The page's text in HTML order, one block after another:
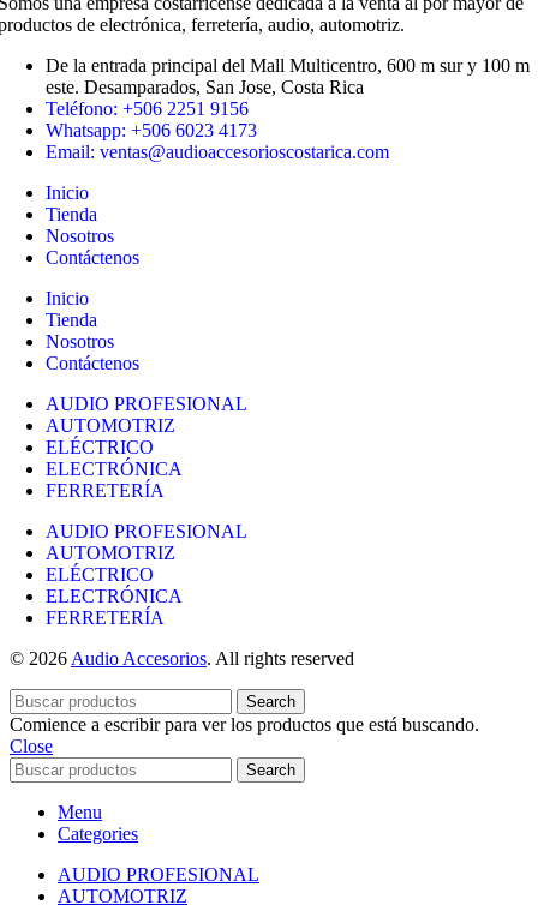
de electrónica, ferretería, audio, automotriz.
De la entrada principal del Mall Multicentro, 600 m sur y 100 m
este. Desamparados, San Jose, Costa Rica
Teléfono: +506 2251 9156
Whatsapp: +506 6023 4173
Email: ventas@audioaccesorioscostarica.com
Inicio
Tienda
Nosotros
Contáctenos
Inicio
Tienda
Nosotros
Contáctenos
AUDIO PROFESIONAL
AUTOMOTRIZ
ELÉCTRICO
ELECTRÓNICA
FERRETERÍA
AUDIO PROFESIONAL
AUTOMOTRIZ
ELÉCTRICO
ELECTRÓNICA
FERRETERÍA
© 2026Audio Accesorios. All rights reserved
Search
Comience a escribir para ver los productos que está buscando.
Close
Search
Menu
Categories
AUDIO PROFESIONAL
AUTOMOTRIZ